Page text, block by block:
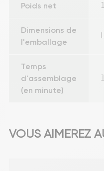
Poids net
Dimensions de
l'emballage
Temps
d'assemblage
(en minute)
VOUS AIMEREZ